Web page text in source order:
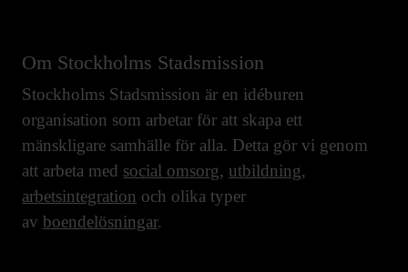
Om Stockholms Stadsmission
Stockholms Stadsmission är en idéburen
organisation som arbetar för att skapa ett
mänskligare samhälle för alla. Detta gör vi genom
att arbeta med social omsorg, utbildning,
arbetsintegration och olika typer
av boendelösningar.